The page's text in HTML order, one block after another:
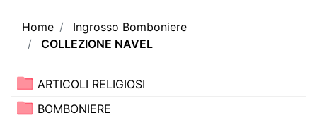
Home
Ingrosso Bomboniere
COLLEZIONE NAVEL
ARTICOLI RELIGIOSI
BOMBONIERE